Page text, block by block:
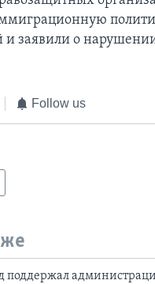
и заявили о
Follow us
поддержал